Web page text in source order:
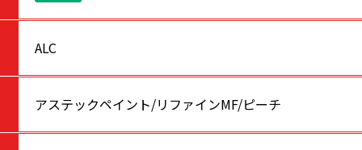
ALC
アステックペイント/リファインMF/ピーチ